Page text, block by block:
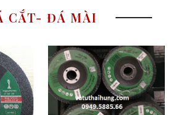
CẮT- ĐÁ MÀI